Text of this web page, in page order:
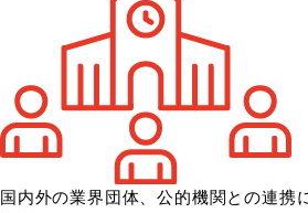
国内外の業界団体、公的機関との連携